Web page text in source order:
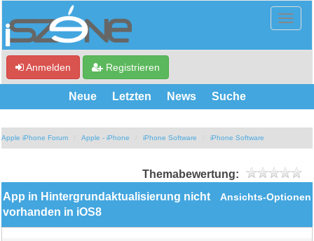
Anmelden Registrieren
Neue Letzten News Suche
Apple iPhone Forum Apple - iPhone iPhone Software iPhone Software
Themabewertung:
Ansichts-Optionen
App in Hintergrundaktualisierung nicht
vorhanden in iOS8